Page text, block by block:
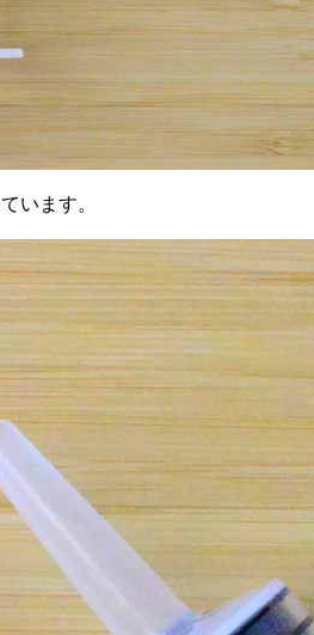
います。